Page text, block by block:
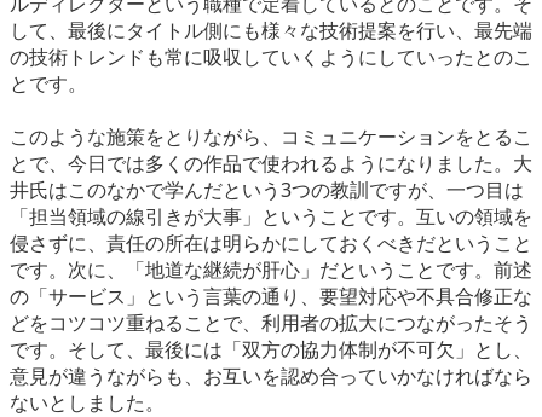
して、最後にタイトル側にも様々な技術提案を行い、最先端
の技術トレンドも常に吸収していくようにしていったとのこ
とです。
このような施策をとりながら、コミュニケーションをとるこ
とで、今日では多くの作品で使われるようになりました。大
井氏はこのなかで学んだという3つの教訓ですが、一つ目は
「担当領域の線引きが大事」ということです。互いの領域を
侵さずに、責任の所在は明らかにしておくべきだということ
です。次に、「地道な継続が肝心」だということです。前述
の「サービス」という言葉の通り、要望対応や不具合修正な
どをコツコツ重ねることで、利用者の拡大につながったそう
です。そして、最後には「双方の協力体制が不可欠」とし、
意見が違うながらも、お互いを認め合っていかなければなら
ないとしました。